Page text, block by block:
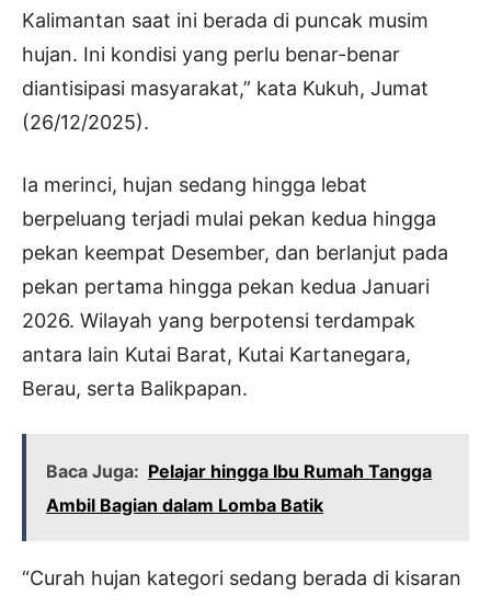
Kalimantan saat ini berada di puncak musim
hujan. Ini kondisi yang perlu benar-benar
diantisipasi masyarakat,” kata Kukuh, Jumat
(26/12/2025).
Ia merinci, hujan sedang hingga lebat
berpeluang terjadi mulai pekan kedua hingga
pekan keempat Desember, dan berlanjut pada
pekan pertama hingga pekan kedua Januari
2026. Wilayah yang berpotensi terdampak
antara lain Kutai Barat, Kutai Kartanegara,
Berau, serta Balikpapan.
Baca Juga: Pelajar hingga Ibu Rumah Tangga
Ambil Bagian dalam Lomba Batik
“Curah hujan kategori sedang berada di kisaran